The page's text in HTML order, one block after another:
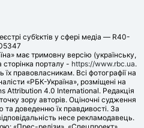
суб’єктів у сфері медіа — R40-
має тримовну версію (українську,
сторінка порталу - https://www.rbc.ua.
правовласникам. Всі фотографії на
«РБК-Україна», розміщені на
Attribution 4.0 International. Редакція
зору авторів. Оціночні судження
доведенню їх правдивості. За
несе рекламодавець.